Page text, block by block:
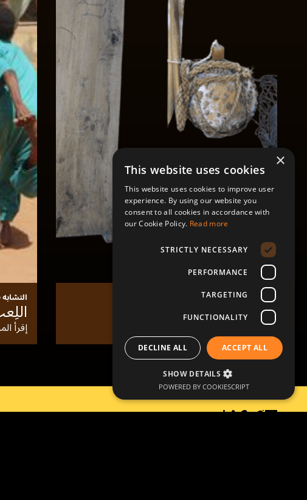
التشابه في الإختلاف
لوح ودواية
إقرأ المزيد إقرأ
العودة إلى الموقع الرئيسي
×
This website uses cookies
This website uses cookies to improve user
experience. By using our website you
consent to all cookies in accordance with
our Cookie Policy. Read more
STRICTLY NECESSARY
PERFORMANCE
TARGETING
FUNCTIONALITY
ACCEPT ALL
DECLINE ALL
SHOW DETAILS
POWERED BY COOKIESCRIPT